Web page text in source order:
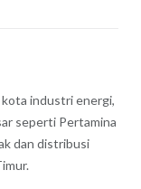
industri energi,
seperti Pertamina
dan distribusi